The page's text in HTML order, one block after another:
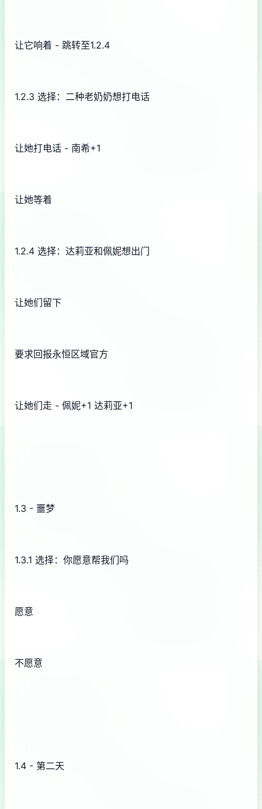
让它响着 - 跳转至1.2.4
1.2.3 选择：二种老奶奶想打电话
让她打电话 - 南希+1
让她等着
1.2.4 选择：达莉亚和佩妮想出门
让她们留下
要求回报永恒区域官方
让她们走 - 佩妮+1 达莉亚+1
1.3 - 噩梦
1.3.1 选择：你愿意帮我们吗
愿意
不愿意
1.4 - 第二天